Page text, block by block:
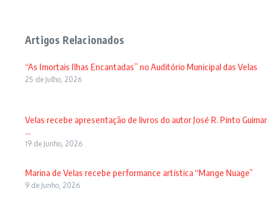
Artigos Relacionados
“As Imortais Ilhas Encantadas” no Auditório Municipal das Velas
25 de Julho, 2026
Velas recebe apresentação de livros do autor José R. Pinto Guimar
...
19 de Junho, 2026
Marina de Velas recebe performance artística “Mange Nuage”
9 de Junho, 2026